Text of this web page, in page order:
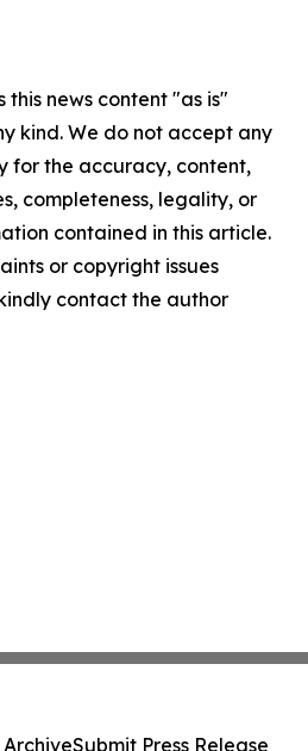
this news content "as is"
kind. We do not accept any
for the accuracy, content,
completeness, legality, or
contained in this article.
or copyright issues
contact the author
ArchiveSubmit Press Release